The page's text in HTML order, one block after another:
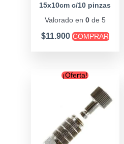
15x10cm c/10 pinzas
Valorado en 0de 5
$11.900 COMPRAR
¡Oferta!Original
was:
$7.900.
is:
$6.900.